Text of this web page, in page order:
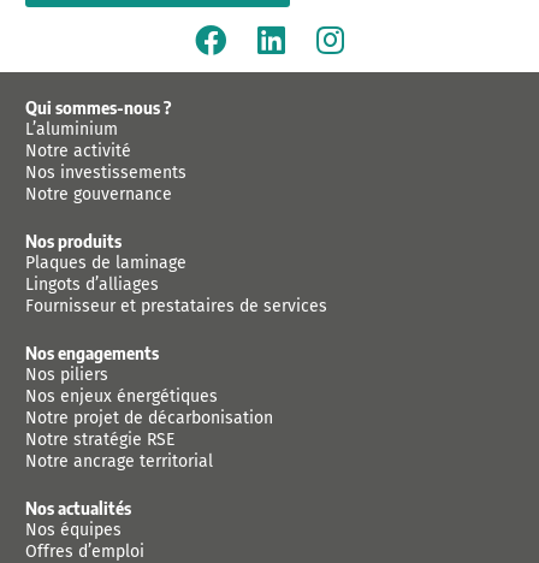
l
Qui sommes-nous ?
L’aluminium
Notre activité
Nos investissements
Notre gouvernance
Nos produits
Plaques de laminage
Lingots d’alliages
Fournisseur et prestataires de services
Nos engagements
Nos piliers
Nos enjeux énergétiques
Notre projet de décarbonisation
Notre stratégie RSE
Notre ancrage territorial
Nos actualités
Nos équipes
Offres d’emploi